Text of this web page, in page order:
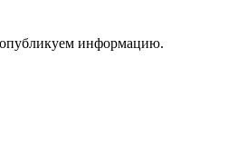
информацию.